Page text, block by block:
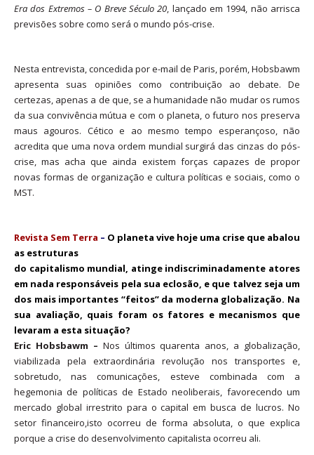
Era dos Extremos – O Breve Século20, lançado em 1994, não arrisca
previsões sobre como será o mundo pós-crise.
Nesta entrevista, concedida por e-mail de Paris, porém, Hobsbawm
apresenta suas opiniões como contribuição ao debate. De
certezas, apenas a de que, se a humanidade não mudar os rumos
da sua convivência mútua e com o planeta, o futuro nos preserva
maus agouros. Cético e ao mesmo tempo esperançoso, não
acredita que uma nova ordem mundial surgirá das cinzas do pós-
crise, mas acha que ainda existem forças capazes de propor
novas formas de organização e cultura políticas e sociais, como o
MST.
Revista Sem Terra – O planeta vive hoje uma crise que abalou
as estruturas
do capitalismo mundial, atinge indiscriminadamente atores
em nada responsáveis pela sua eclosão, e que talvez seja um
dos mais importantes “feitos” da moderna globalização. Na
sua avaliação, quais foram os fatores e mecanismos que
levaram a esta situação?
Eric Hobsbawm – Nos últimos quarenta anos, a globalização,
viabilizada pela extraordinária revolução nos transportes e,
sobretudo, nas comunicações, esteve combinada com a
hegemonia de políticas de Estado neoliberais, favorecendo um
mercado global irrestrito para o capital em busca de lucros. No
setor financeiro,isto ocorreu de forma absoluta, o que explica
porque a crise do desenvolvimento capitalista ocorreu ali.